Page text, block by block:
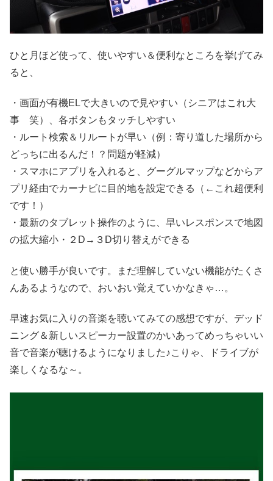
ひと月ほど使って、使いやすい＆便利なところを挙げてみ
ると、
・画面が有機ELで大きいので見やすい（シニアはこれ大
事 笑）、各ボタンもタッチしやすい
・ルート検索＆リルートが早い（例：寄り道した場所から
どっちに出るんだ！？問題が軽減）
・スマホにアプリを入れると、グーグルマップなどからア
プリ経由でカーナビに目的地を設定できる（←これ超便利
です！）
・最新のタブレット操作のように、早いレスポンスで地図
の拡大縮小・２D→３D切り替えができる
と使い勝手が良いです。まだ理解していない機能がたくさ
んあるようなので、おいおい覚えていかなきゃ…。
早速お気に入りの音楽を聴いてみての感想ですが、デッド
ニング＆新しいスピーカー設置のかいあってめっちゃいい
音で音楽が聴けるようになりました♪こりゃ、ドライブが
楽しくなるな～。